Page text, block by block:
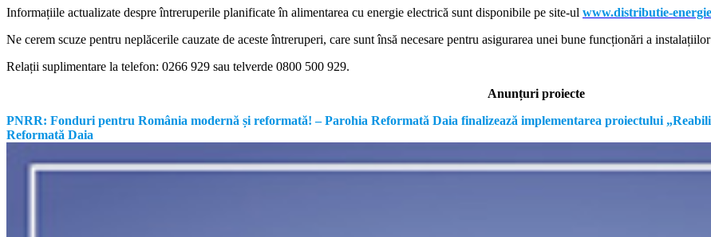
Informațiile actualizate despre întreruperile planificate în alimentarea cu energie electrică sunt disponibile pe site-ul www.distributie-
Ne cerem scuze pentru neplăcerile cauzate de aceste întreruperi, care sunt însă necesare pentru asigurarea unei bune funcționări a
Relații suplimentare la telefon: 0266 929 sau telverde 0800 500 929.
Anunțuri proiecte
PNRR: Fonduri pentru România modernă și reformată! – Parohia Reformată Daia finalizează implementarea proiectului
Reformată Daia